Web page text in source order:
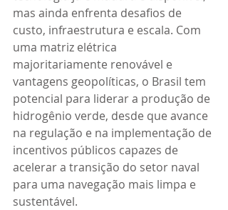
mas ainda enfrenta desafios de
custo, infraestrutura e escala. Com
uma matriz elétrica
majoritariamente renovável e
vantagens geopolíticas, o Brasil tem
potencial para liderar a produção de
hidrogênio verde, desde que avance
na regulação e na implementação de
incentivos públicos capazes de
acelerar a transição do setor naval
para uma navegação mais limpa e
sustentável.